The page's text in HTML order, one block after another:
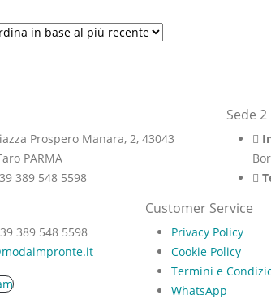
Prospero Manara, 2, 43043
PARMA
389 548 5598
Sede 2
389 548 5598
Customer Service
Privacy Policy
Cookie Policy
Termini e
WhatsApp